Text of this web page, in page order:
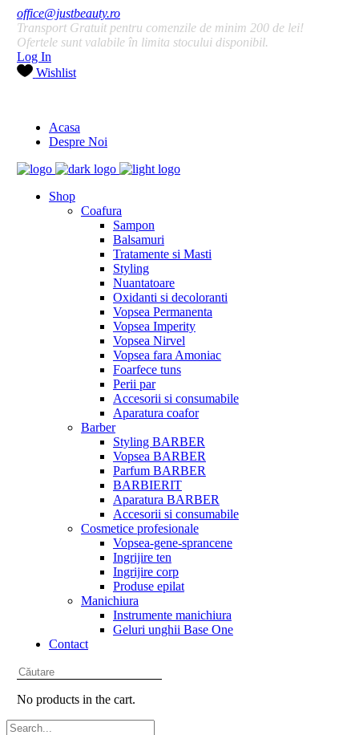
office@justbeauty.ro
Transport Gratuit pentru comenzile de minim 200 de lei!
Ofertele sunt valabile în limita stocului disponibil.
Log In
Wishlist
Acasa
Despre Noi
Shop
Coafura
Sampon
Balsamuri
Tratamente si Masti
Styling
Nuantatoare
Oxidanti si decoloranti
Vopsea Permanenta
Vopsea Imperity
Vopsea Nirvel
Vopsea fara Amoniac
Foarfece tuns
Perii par
Accesorii si consumabile
Aparatura coafor
Barber
Styling BARBER
Vopsea BARBER
Parfum BARBER
BARBIERIT
Aparatura BARBER
Accesorii si consumabile
Cosmetice profesionale
Vopsea-gene-sprancene
Ingrijire ten
Ingrijire corp
Produse epilat
Manichiura
Instrumente manichiura
Geluri unghii Base One
Contact
No products in the cart.